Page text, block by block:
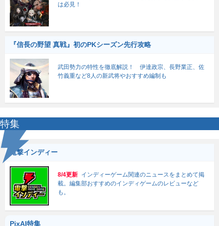
は必見！
『信長の野望 真戦』初のPKシーズン先行攻略
武田勢力の特性を徹底解説！ 伊達政宗、長野業正、佐
竹義重など8人の新武将やおすすめ編制も
特集
電撃インディー
8/4更新 インディーゲーム関連のニュースをまとめて掲
載。編集部おすすめのインディゲームのレビューなど
も。
PixAI特集